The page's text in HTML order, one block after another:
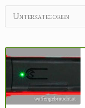
Unterkategorien